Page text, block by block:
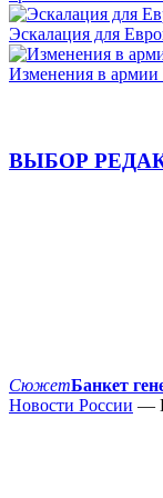
Эскалация для
Изменения в
ВЫБОР
СюжетБанкет
Новости России —